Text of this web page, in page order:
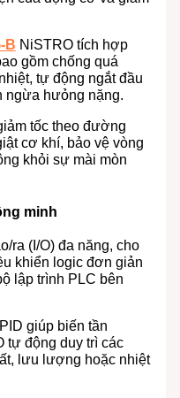
B NiSTRO tích hợp
gồm chống quá
tự động ngắt đầu
ngừa hưỏng nặng.
tốc theo đường
cơ khí, bảo vệ vòng
khỏi sự mài mòn
minh
ra (I/O) đa năng, cho
khiển logic đơn giản
lập trình PLC bên
giúp biến tần
tự động duy trì các
lưu lượng hoặc nhiệt